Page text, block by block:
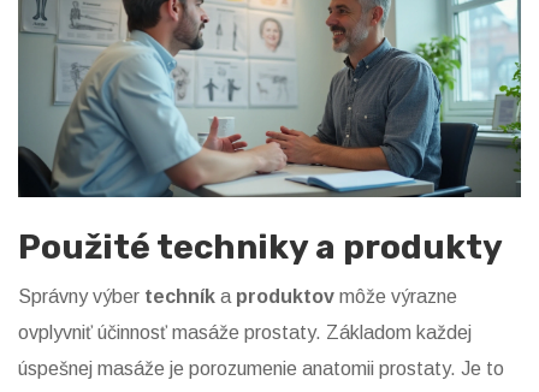
Použité techniky a produkty
Správny výber techník a produktov môže výrazne
ovplyvniť účinnosť masáže prostaty. Základom každej
úspešnej masáže je porozumenie anatomii prostaty. Je to